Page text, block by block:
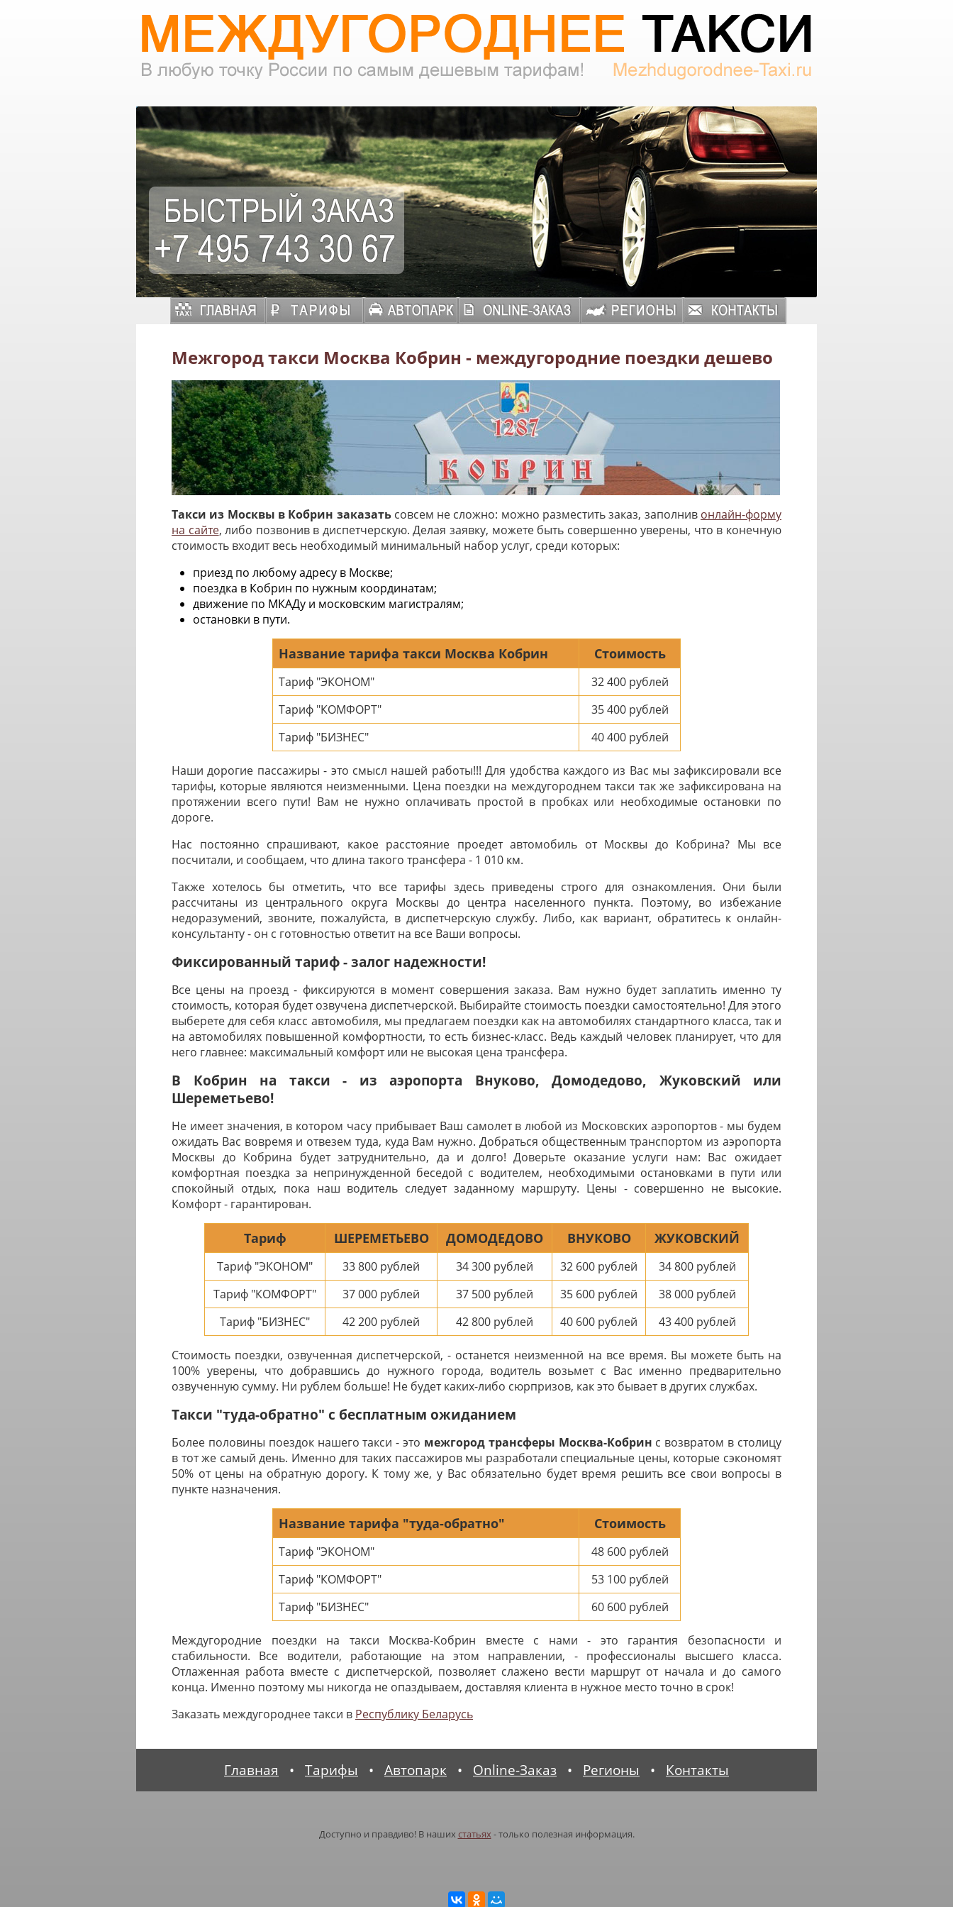
Межгород такси Москва Кобрин - междугородние поездки дешево
Такси из Москвы в Кобрин заказатьсовсем не сложно: можно разместить заказ, заполнив онлайн-форму
на сайте, либо позвонив в диспетчерскую. Делая заявку, можете быть совершенно уверены, что в конечную
стоимость входит весь необходимый минимальный набор услуг, среди которых:
приезд по любому адресу в Москве;
поездка в Кобрин по нужным координатам;
движение по МКАДу и московским магистралям;
остановки в пути.
Название тарифа такси Москва Кобрин Стоимость
Тариф "ЭКОНОМ" 32 400рублей
Тариф "КОМФОРТ"
35 400рублей
Тариф "БИЗНЕС"
40 400рублей
Наши дорогие пассажиры - это смысл нашей работы!!! Для удобства каждого из Вас мы зафиксировали все
тарифы, которые являются неизменными. Цена поездки на междугороднем такси так же зафиксирована на
протяжении всего пути! Вам не нужно оплачивать простой в пробках или необходимые остановки по
дороге.
Нас постоянно спрашивают, какое расстояние проедет автомобиль от Москвы до Кобрина? Мы все
посчитали, и сообщаем, что длина такого трансфера - 1 010 км.
Также хотелось бы отметить, что все тарифы здесь приведены строго для ознакомления. Они были
рассчитаны из центрального округа Москвы до центра населенного пункта. Поэтому, во избежание
недоразумений, звоните, пожалуйста, в диспетчерскую службу. Либо, как вариант, обратитесь к онлайн-
консультанту - он с готовностью ответит на все Ваши вопросы.
Фиксированный тариф - залог надежности!
Все цены на проезд - фиксируются в момент совершения заказа. Вам нужно будет заплатить именно ту
стоимость, которая будет озвучена диспетчерской. Выбирайте стоимость поездки самостоятельно! Для этого
выберете для себя класс автомобиля, мы предлагаем поездки как на автомобилях стандартного класса, так и
на автомобилях повышенной комфортности, то есть бизнес-класс. Ведь каждый человек планирует, что для
него главнее: максимальный комфорт или не высокая цена трансфера.
В Кобрин на такси - из аэропорта Внуково, Домодедово, Жуковский или
Шереметьево!
Не имеет значения, в котором часу прибывает Ваш самолет в любой из Московских аэропортов - мы будем
ожидать Вас вовремя и отвезем туда, куда Вам нужно. Добраться общественным транспортом из аэропорта
Москвы до Кобрина будет затруднительно, да и долго! Доверьте оказание услуги нам: Вас ожидает
комфортная поездка за непринужденной беседой с водителем, необходимыми остановками в пути или
спокойный отдых, пока наш водитель следует заданному маршруту. Цены - совершенно не высокие.
Комфорт - гарантирован.
Тариф ШЕРЕМЕТЬЕВО ДОМОДЕДОВО ВНУКОВО ЖУКОВСКИЙ
Тариф "ЭКОНОМ" 33 800 рублей 34 300 рублей 32 600 рублей 34 800рублей
Тариф "КОМФОРТ"
37 000 рублей 37 500 рублей 35 600 рублей 38 000рублей
Тариф "БИЗНЕС"
42 200 рублей 42 800 рублей 40 600 рублей 43 400рублей
Стоимость поездки, озвученная диспетчерской, - останется неизменной на все время. Вы можете быть на
100% уверены, что добравшись до нужного города, водитель возьмет с Вас именно предварительно
озвученную сумму. Ни рублем больше! Не будет каких-либо сюрпризов, как это бывает в других службах.
Такси "туда-обратно" с бесплатным ожиданием
Более половины поездок нашего такси - это межгород трансферы Москва-Кобрин с возвратом в столицу
в тот же самый день. Именно для таких пассажиров мы разработали специальные цены, которые сэкономят
50% от цены на обратную дорогу. К тому же, у Вас обязательно будет время решить все свои вопросы в
пункте назначения.
Название тарифа "туда-обратно" Стоимость
Тариф "ЭКОНОМ" 48 600рублей
Тариф "КОМФОРТ"
53 100рублей
Тариф "БИЗНЕС"
60 600рублей
Междугородние поездки на такси Москва-Кобрин вместе с нами - это гарантия безопасности и
стабильности. Все водители, работающие на этом направлении, - профессионалы высшего класса.
Отлаженная работа вместе с диспетчерской, позволяет слажено вести маршрут от начала и до самого
конца. Именно поэтому мы никогда не опаздываем, доставляя клиента в нужное место точно в срок!
Заказать междугороднее такси в Республику Беларусь
Главная • Тарифы • Автопарк • Online-Заказ • Регионы • Контакты
Доступно и правдиво! В наших статьях - только полезная информация.